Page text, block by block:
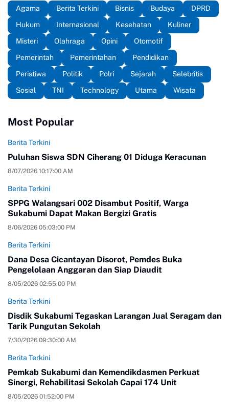
Agama Berita Terkini Bisnis Budaya
DPRD
Hukum
Internasional Kesehatan
Kuliner
Misteri
Olahraga Opini
Otomotif
Pemerintah
Pemerintahan
Pendidikan
Peristiwa
Politik Polri Sejarah
Selebritis
Sosial
TNI Technology Utama Wisata
Most Popular
Berita Terkini
Puluhan Siswa SDN Ciherang 01 Diduga Keracunan
8/07/2026 10:17:00 AM
Berita Terkini
SPPG Walangsari 002 Disambut Positif, Warga
Sukabumi Dapat Makan Bergizi Gratis
8/06/2026 05:03:00 PM
Berita Terkini
Dana Desa Cicantayan Disorot, Pemdes Buka
Pengelolaan Anggaran dan Siap Diaudit
8/05/2026 02:55:00 PM
Berita Terkini
Disdik Sukabumi Tegaskan Larangan Jual Seragam dan
Tarik Pungutan Sekolah
7/30/2026 09:30:00 AM
Berita Terkini
Pemkab Sukabumi dan Kemendikdasmen Perkuat
Sinergi, Rehabilitasi Sekolah Capai 174 Unit
8/05/2026 01:52:00 PM